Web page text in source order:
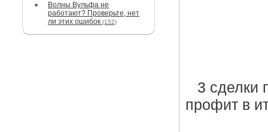
Волны Вульфа не
работают? Проверьте, нет
ли этих ошибок (152)
3 сделки
профит в